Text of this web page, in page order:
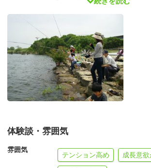
琵琶湖の幸の試食会「外来魚が食い荒ら
幸はこんなに美味しいものだ」
ということを実感してください。もちろ
毎年あっという間に無くなってしまいま
協力：滋賀県漁業協同組合連合青年会
地引き網体験外来魚駆除のため皆さんの
いてください。
網を引くために皆さんの協力が必要です
体験談・雰囲気
雰囲気
テンション高め 成長意